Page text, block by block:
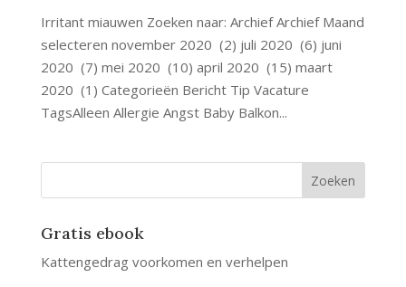
Irritant miauwen Zoeken naar: Archief Archief Maand
selecteren november 2020 (2) juli 2020 (6) juni
2020 (7) mei 2020 (10) april 2020 (15) maart
2020 (1) Categorieën Bericht Tip Vacature
TagsAlleen Allergie Angst Baby Balkon...
Gratis ebook
Kattengedrag voorkomen en verhelpen